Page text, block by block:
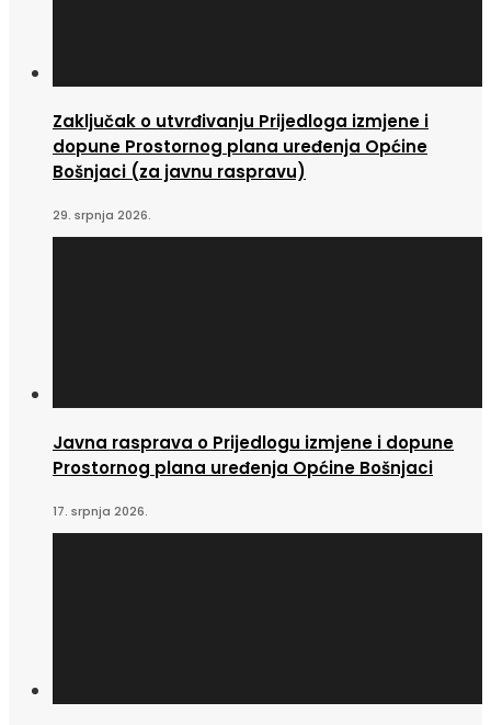
Zaključak o utvrđivanju Prijedloga izmjene i
dopune Prostornog plana uređenja Općine
Bošnjaci (za javnu raspravu)
29. srpnja 2026.
Javna rasprava o Prijedlogu izmjene i dopune
Prostornog plana uređenja Općine Bošnjaci
17. srpnja 2026.